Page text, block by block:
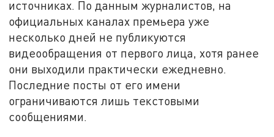
источниках. По данным журналистов, на
официальных каналах премьера уже
несколько дней не публикуются
видеообращения от первого лица, хотя ранее
они выходили практически ежедневно.
Последние посты от его имени
ограничиваются лишь текстовыми
сообщениями.